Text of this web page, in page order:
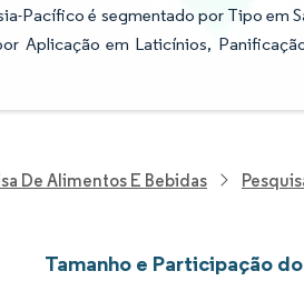
Pacífico é segmentado por Tipo em
Aplicação em Laticínios,
De Alimentos E Bebidas
Tamanho e Participação